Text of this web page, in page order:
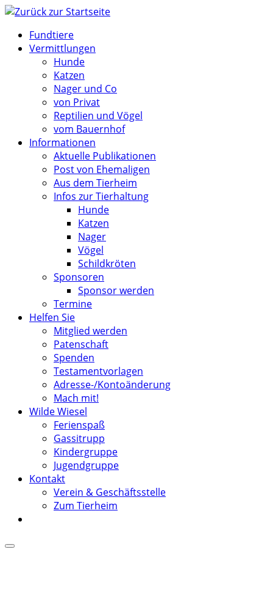
Zum
springenFundtiere
Vermittlungen
Hunde
Katzen
Nager und Co
von Privat
Reptilien und Vögel
vom Bauernhof
Informationen
Aktuelle Publikationen
Post von Ehemaligen
Aus dem Tierheim
Infos zur Tierhaltung
Hunde
Katzen
Nager
Vögel
Schildkröten
Sponsoren
Sponsor werden
Termine
Helfen Sie
Mitglied werden
Patenschaft
Spenden
Testamentvorlagen
Adresse-/Kontoänderung
Mach mit!
Wilde Wiesel
Ferienspaß
Gassitrupp
Kindergruppe
Jugendgruppe
Kontakt
Verein & Geschäftsstelle
Zum Tierheim